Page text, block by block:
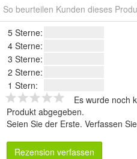
So beurteilen Kunden dieses
5 Sterne:
4 Sterne:
3 Sterne:
2 Sterne:
1 Stern:
Es wurde noch
Produkt abgegeben.
Seien Sie der Erste. Verfassen
Rezension verfassen